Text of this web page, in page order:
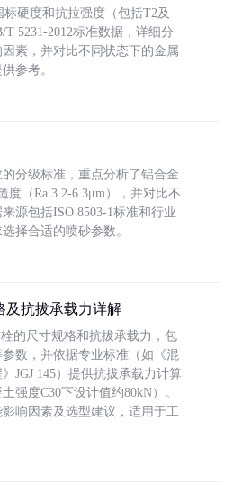
硬度和抗拉强度（包括T2及
T 5231-2012标准数据，详细分
素，并对比不同状态下的金属
参考。
分级标准，重点分析了铝合金
度（Ra 3.2-6.3μm），并对比不
源包括ISO 8503-1标准和行业
择合适的喷砂参数。
及抗拔承载力详解
的尺寸规格和抗拔承载力，包
数，并依据专业标准（如《混
JGJ 145）提供抗拔承载力计算
强度C30下设计值约80kN）。
响因素及选型建议，适用于工